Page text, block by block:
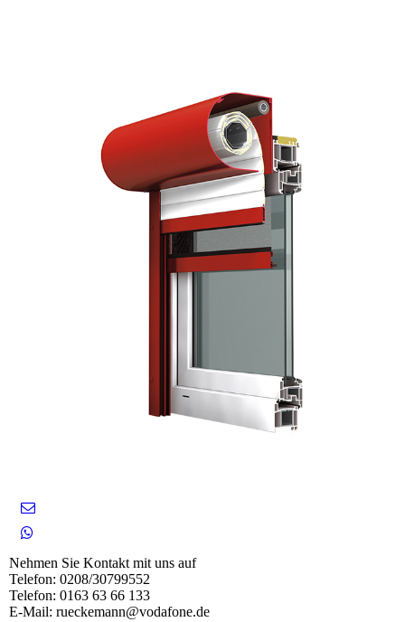
Nehmen Sie Kontakt mit uns auf
Telefon: 0208/30799552
Telefon: 0163 63 66 133
E-Mail: rueckemann@vodafone.de